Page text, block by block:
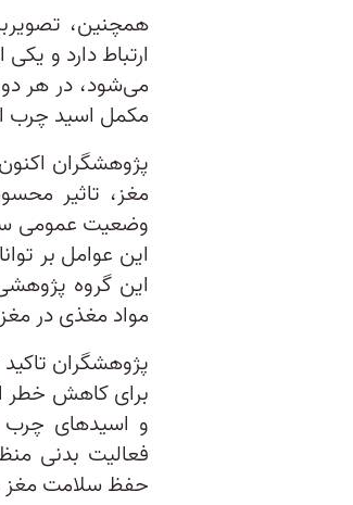
همچنین،
ارتباط دارد و
می‌شود، در هر
مکمل اسید چرب امگا ۳ مانع از کاهش حجم این بخش
مغز، تاثیر
وضعیت عمومی
این گروه
مواد مغذی در
پژوهشگران
برای کاهش خطر
فعالیت بدنی
حفظ سلامت مغز و